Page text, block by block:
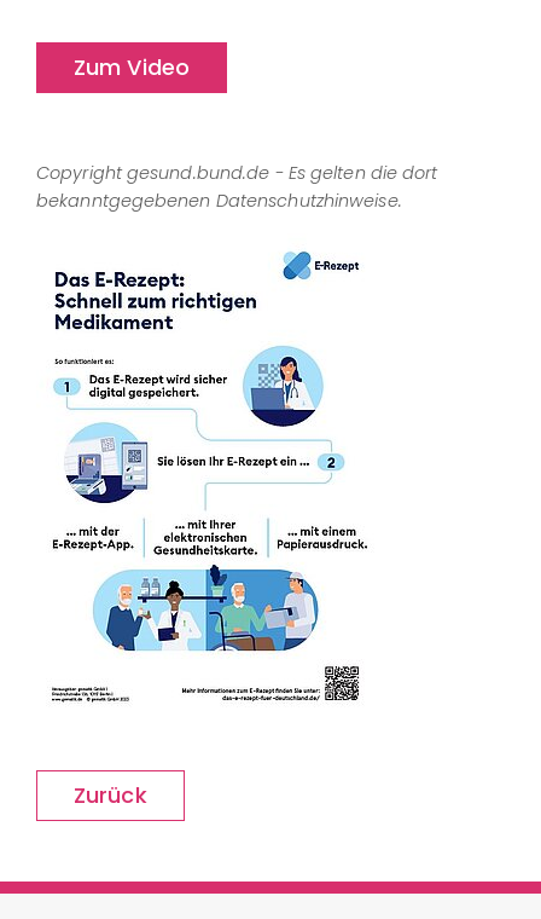
Zum Video
Copyright gesund.bund.de - Es gelten die dort
bekanntgegebenen Datenschutzhinweise.
Zurück